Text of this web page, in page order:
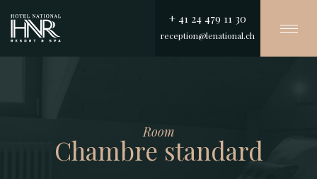
+ 41 24 479 11 30
reception@lenational.ch
Room
Chambre standard